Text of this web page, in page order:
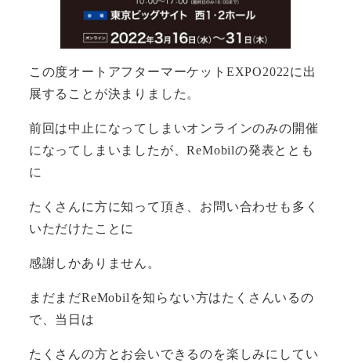
この度オートアフターマーケットEXPO2022に出
展することが決まりました。
前回は中止になってしまいオンラインのみの開催
になってしまいましたが、ReMobilの発表ととも
に
たくさんに方に知って頂き、お問い合わせも多く
いただけたことに
感謝しかありません。
まだまだReMobilを知らない方はたくさんいるの
で、当日は
たくさんの方とお会いできるのを楽しみにしてい